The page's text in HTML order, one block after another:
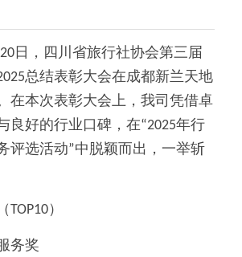
总结表彰大会在成都新兰天地
在本次表彰大会上，我司凭借卓
良好的行业口碑，在“2025年行
评选活动”中脱颖而出，一举斩
）
务奖